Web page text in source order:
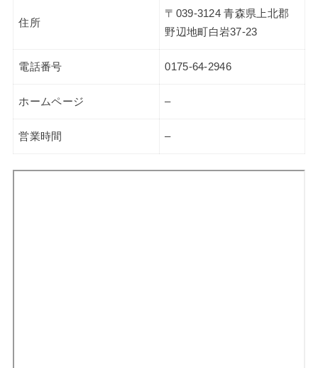
住所
〒039-3124 青森県上北郡
野辺地町白岩37-23
電話番号 0175-64-2946
ホームページ –
営業時間 –